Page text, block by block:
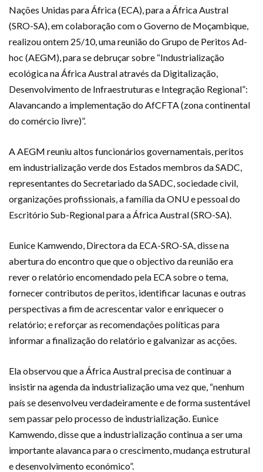
Nações Unidas para África (ECA), para a África Austral
(SRO-SA), em colaboração com o Governo de Moçambique,
realizou ontem 25/10, uma reunião do Grupo de Peritos Ad-
hoc (AEGM), para se debruçar sobre “Industrialização
ecológica na África Austral através da Digitalização,
Desenvolvimento de Infraestruturas e Integração Regional”:
Alavancando a implementação do AfCFTA (zona continental
do comércio livre)”.
A AEGM reuniu altos funcionários governamentais, peritos
em industrialização verde dos Estados membros da SADC,
representantes do Secretariado da SADC, sociedade civil,
organizações profissionais, a família da ONU e pessoal do
Escritório Sub-Regional para a África Austral (SRO-SA).
Eunice Kamwendo, Directora da ECA-SRO-SA, disse na
abertura do encontro que que o objectivo da reunião era
rever o relatório encomendado pela ECA sobre o tema,
fornecer contributos de peritos, identificar lacunas e outras
perspectivas a fim de acrescentar valor e enriquecer o
relatório; e reforçar as recomendações políticas para
informar a finalização do relatório e galvanizar as acções.
Ela observou que a África Austral precisa de continuar a
insistir na agenda da industrialização uma vez que, “nenhum
país se desenvolveu verdadeiramente e de forma sustentável
sem passar pelo processo de industrialização. Eunice
Kamwendo, disse que a industrialização continua a ser uma
importante alavanca para o crescimento, mudança estrutural
e desenvolvimento económico”.